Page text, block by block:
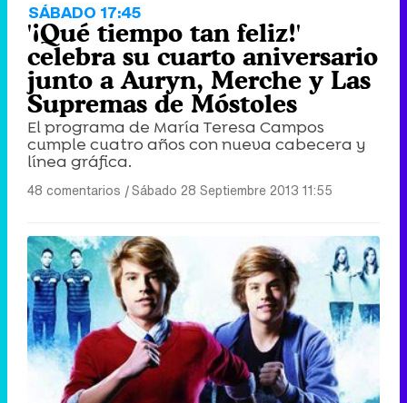
SÁBADO 17:45
'¡Qué tiempo tan feliz!'
celebra su cuarto aniversario
junto a Auryn, Merche y Las
Supremas de Móstoles
El programa de María Teresa Campos
cumple cuatro años con nueva cabecera y
línea gráfica.
48 comentarios |Sábado 28 Septiembre 2013 11:55